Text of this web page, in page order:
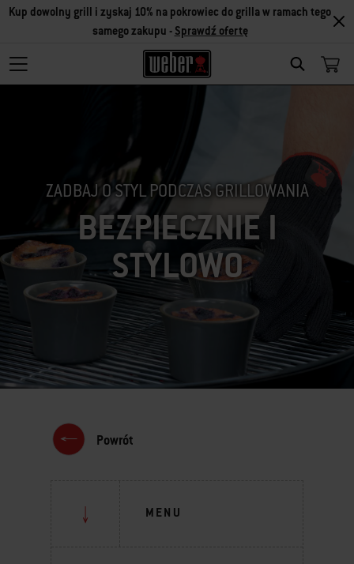
SEARCH
Kup dowolny grill i zyskaj 10% na pokrowiec do grilla w ramach tego
samego zakupu - Sprawdź ofertę
ZADBAJ O STYL PODCZAS GRILLOWANIA
BEZPIECZNIE I
STYLOWO
Powrót
MENU